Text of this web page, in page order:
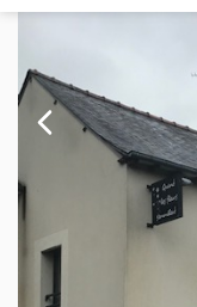
Vendre
Acheter
Gerer